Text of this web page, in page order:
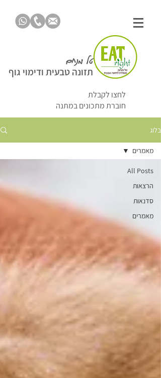
טל מנחם
תזונה טבעית ודימוי גוף
לחצו לקבלת
חוברת מתכונים במתנה
בלוג
All Posts
הרצאות
סדנאות
מאמרים
מאמרים